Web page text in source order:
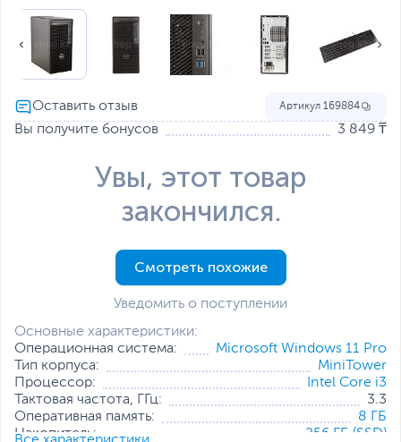
Основные характеристики:
Операционная система:
Microsoft Windows 11 Pro
Тип корпуса:
MiniTower
Процессор:
Intel Core i3
Тактовая частота, ГГц:
3.3
Оперативная память:
8 ГБ
Накопитель:
256 ГБ (SSD)
Артикул 169884
Вы получите бонусов 3 849 ₸
Увы, этот товар
закончился.
Смотреть похожие
Уведомить о поступлении